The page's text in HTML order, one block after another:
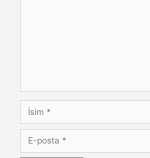
İsim
posta